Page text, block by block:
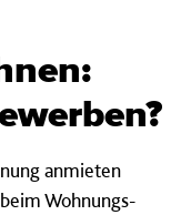
anmieten
Wohnungs-